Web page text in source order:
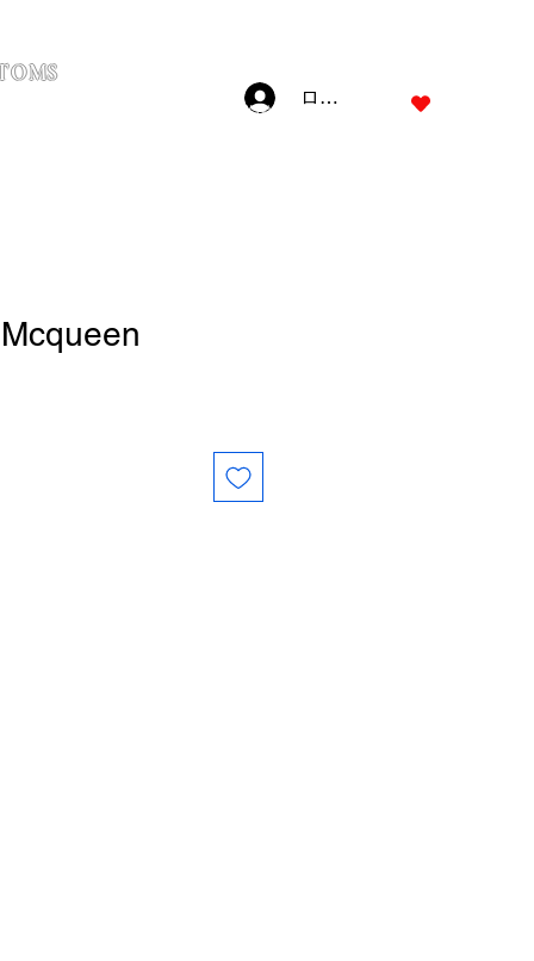
JPY (¥)
ログイン